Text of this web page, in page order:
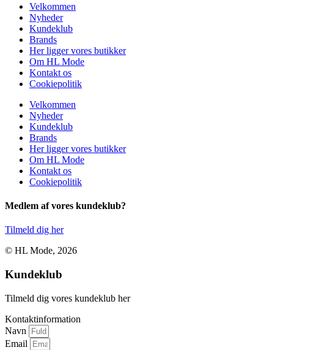
Velkommen
Nyheder
Kundeklub
Brands
Her ligger vores butikker
Om HL Mode
Kontakt os
Cookiepolitik
Velkommen
Nyheder
Kundeklub
Brands
Her ligger vores butikker
Om HL Mode
Kontakt os
Cookiepolitik
Medlem af vores kundeklub?
Tilmeld dig her
© HL Mode, 2026
Kundeklub
Tilmeld dig vores kundeklub her
Kontaktinformation
Navn
Email